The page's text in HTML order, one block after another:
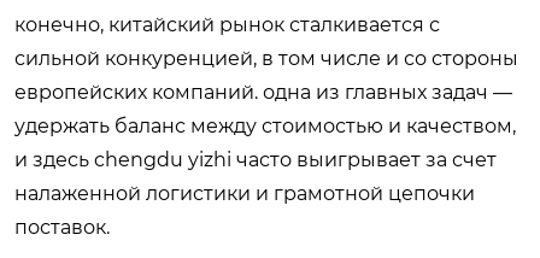
конечно, китайский рынок сталкивается с
сильной конкуренцией, в том числе и со стороны
европейских компаний. одна из главных задач —
удержать баланс между стоимостью и качеством,
и здесь chengdu yizhi часто выигрывает за счет
налаженной логистики и грамотной цепочки
поставок.